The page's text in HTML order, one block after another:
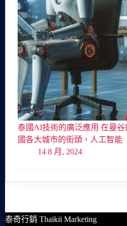
泰國AI技術的廣泛應用 在曼
國各大城市的街頭，人工智
14 8 月, 2024
泰奇行銷 Thaikii Marketing